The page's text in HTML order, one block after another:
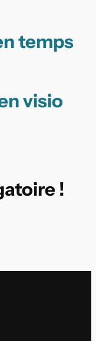
temps
visio
!